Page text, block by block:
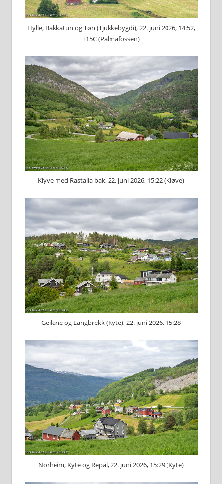
Hylle, Bakkatun og Tøn (Tjukkebygdi), 22. juni 2026, 14:52,
+15C (Palmafossen)
Klyve med Rastalia bak, 22. juni 2026, 15:22 (Kløve)
Geilane og Langbrekk (Kyte), 22. juni 2026, 15:28
Norheim, Kyte og Repål, 22. juni 2026, 15:29 (Kyte)